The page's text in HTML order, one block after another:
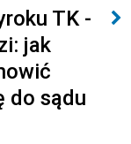
TK -
jak
do sądu